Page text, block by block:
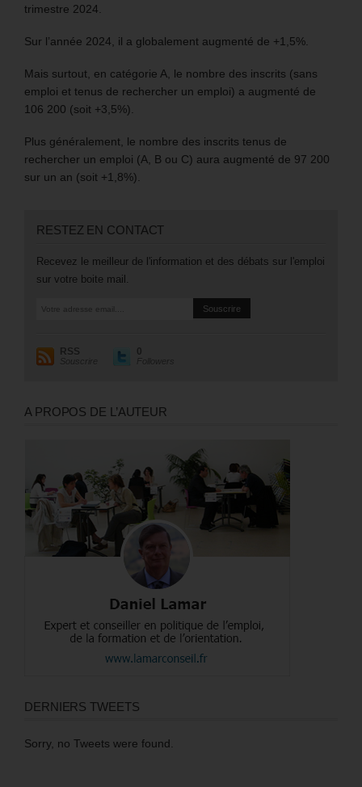
trimestre 2024.
Sur l’année 2024, il a globalement augmenté de +1,5%.
Mais surtout, en catégorie A, le nombre des inscrits (sans
emploi et tenus de rechercher un emploi) a augmenté de
106 200 (soit +3,5%).
Plus généralement, le nombre des inscrits tenus de
rechercher un emploi (A, B ou C) aura augmenté de 97 200
sur un an (soit +1,8%).
RESTEZ EN CONTACT
Recevez le meilleur de l'information et des débats sur l'emploi
sur votre boite mail.
RSS
Souscrire
0
Followers
A PROPOS DE L’AUTEUR
DERNIERS TWEETS
Sorry, no Tweets were found.